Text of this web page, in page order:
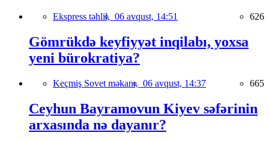
Ekspress təhlil, 06 avqust, 14:51 626
Gömrükdə keyfiyyət inqilabı, yoxsa
yeni bürokratiya?
Keçmiş Sovet məkanı, 06 avqust, 14:37 665
Ceyhun Bayramovun Kiyev səfərinin
arxasında nə dayanır?